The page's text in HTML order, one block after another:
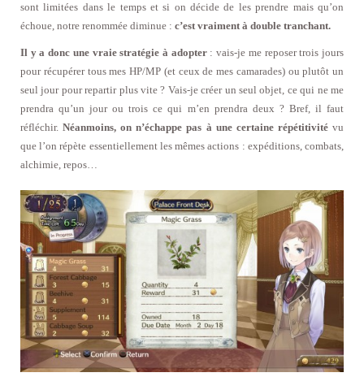
sont limitées dans le temps et si on décide de les prendre mais qu’on
échoue, notre renommée diminue : c’est vraiment à double tranchant.
Il y a donc une vraie stratégie à adopter: vais-je me reposer trois jours
pour récupérer tous mes HP/MP (et ceux de mes camarades) ou plutôt un
seul jour pour repartir plus vite ? Vais-je créer un seul objet, ce qui ne me
prendra qu’un jour ou trois ce qui m’en prendra deux ? Bref, il faut
réfléchir.Néanmoins, on n’échappe pas à une certaine répétitivitévu
que l’on répète essentiellement les mêmes actions : expéditions, combats,
alchimie, repos…